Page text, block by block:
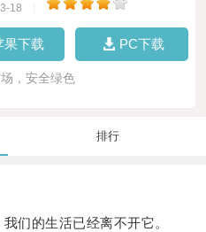
18
果下载 PC下载
，安全绿色
排行
的生活已经离不开它。